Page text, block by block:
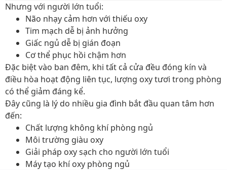
Nhưng với người lớn tuổi:
Não nhạy cảm hơn với thiếu oxy
Tim mạch dễ bị ảnh hưởng
Giấc ngủ dễ bị gián đoạn
Cơ thể phục hồi chậm hơn
Đặc biệt vào ban đêm, khi tất cả cửa đều đóng kín và
điều hòa hoạt động liên tục, lượng oxy tươi trong phòng
có thể giảm đáng kể.
Đây cũng là lý do nhiều gia đình bắt đầu quan tâm hơn
đến:
Chất lượng không khí phòng ngủ
Môi trường giàu oxy
Giải pháp oxy sạch cho người lớn tuổi
Máy tạo khí oxy phòng ngủ